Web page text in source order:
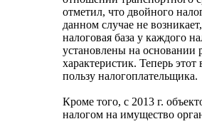
отметил, что двойного
данном случае не
налоговая база у каждого
установлены на основании
характеристик. Теперь
пользу налогоплательщика.
Кроме того, с 2013 г.
налогом на имущество